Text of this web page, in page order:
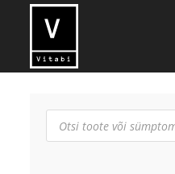
Products
search